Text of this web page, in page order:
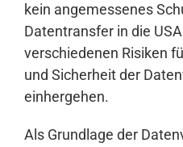
kein angemessenes
Datentransfer in die
verschiedenen Risiken
und Sicherheit der
einhergehen.
Als Grundlage der